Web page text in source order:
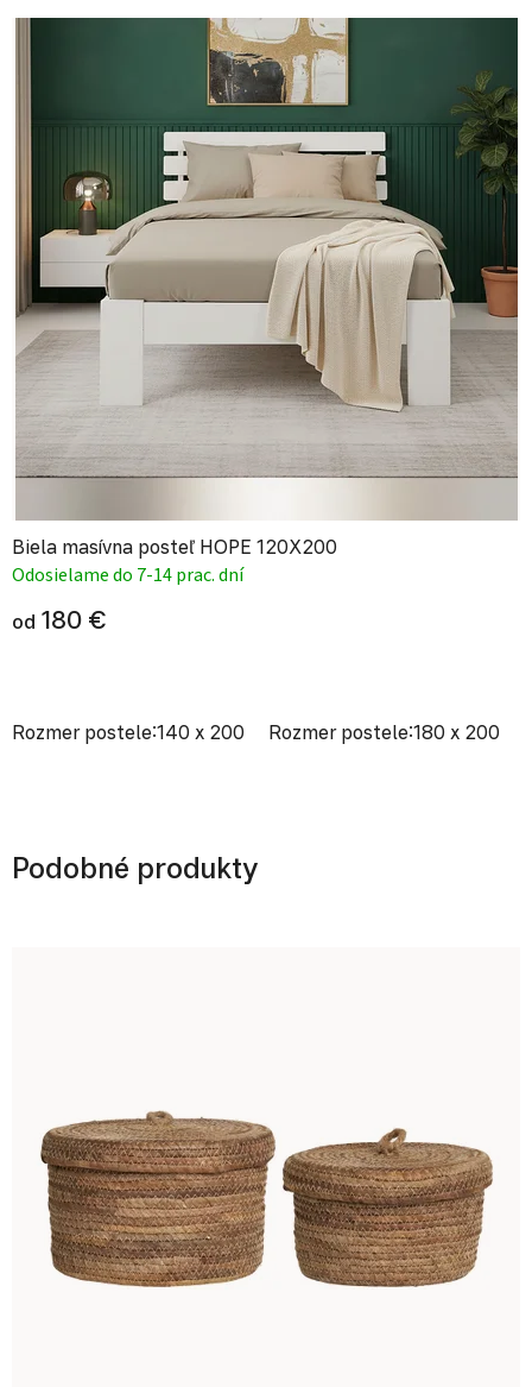
Biela masívna posteľ HOPE 120X200
Odosielame do 7-14 prac. dní
od 180 €
Rozmer postele:140 x 200 Rozmer postele:180 x 200
Podobné produkty